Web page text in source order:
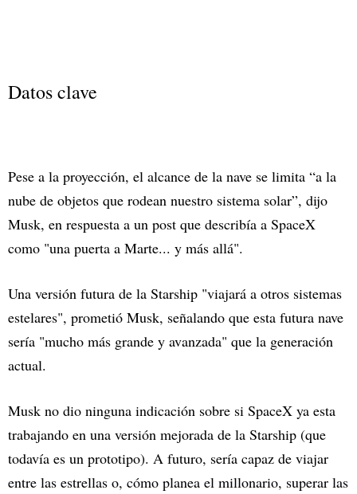
Datos clave
Pese a la proyección, el alcance de la nave se limita “a la
nube de objetos que rodean nuestro sistema solar”, dijo
Musk, en respuesta a un post que describía a SpaceX
como "una puerta a Marte... y más allá".
Una versión futura de la Starship "viajará a otros sistemas
estelares", prometió Musk, señalando que esta futura nave
sería "mucho más grande y avanzada" que la generación
actual.
Musk no dio ninguna indicación sobre si SpaceX ya esta
trabajando en una versión mejorada de la Starship (que
todavía es un prototipo). A futuro, sería capaz de viajar
entre las estrellas o, cómo planea el millonario, superar las